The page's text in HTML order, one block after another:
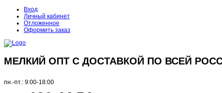
Вход
Личный кабинет
Отложенное
Оформить заказ
МЕЛКИЙ ОПТ С ДОСТАВКОЙ ПО ВСЕЙ
пн.-пт.: 9:00-18:00